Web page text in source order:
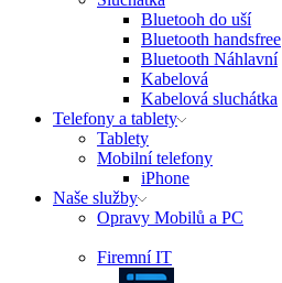
Bluetooh do uší
Bluetooth handsfree
Bluetooth Náhlavní
Kabelová
Kabelová sluchátka
Telefony a tablety
Tablety
Mobilní telefony
iPhone
Naše služby
Opravy Mobilů a PC
Firemní IT